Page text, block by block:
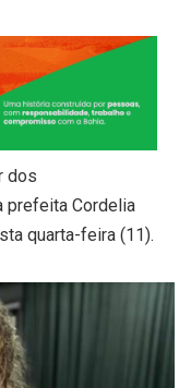
dos
prefeita Cordelia
quarta-feira (11).